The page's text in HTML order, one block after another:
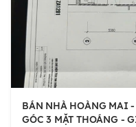
BÁN NHÀ HOÀNG MAI
GÓC 3 MẶT THOÁNG -